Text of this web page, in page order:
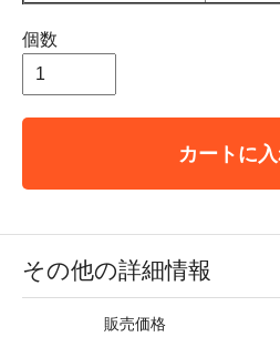
個数
カートに
その他の詳細情報
販売価格